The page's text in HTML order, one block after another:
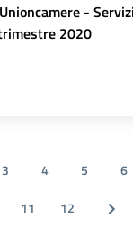
-
2020
3 4 5 6
11 12